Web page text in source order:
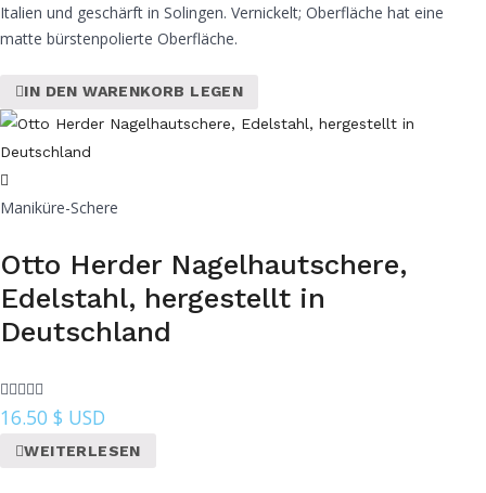
Italien und geschärft in Solingen. Vernickelt; Oberfläche hat eine
matte bürstenpolierte Oberfläche.
IN DEN WARENKORB LEGEN
Maniküre-Schere
Otto Herder Nagelhautschere,
Edelstahl, hergestellt in
Deutschland
16.50 $ USD
WEITERLESEN